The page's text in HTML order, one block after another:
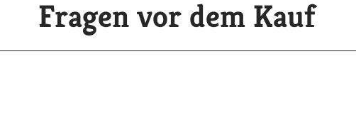
Fragen vor dem Kauf